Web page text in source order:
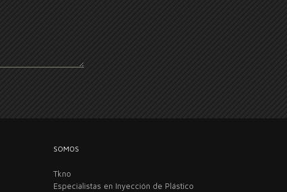
SOMOS
Tkno
Especialistas en Inyección de Plástico